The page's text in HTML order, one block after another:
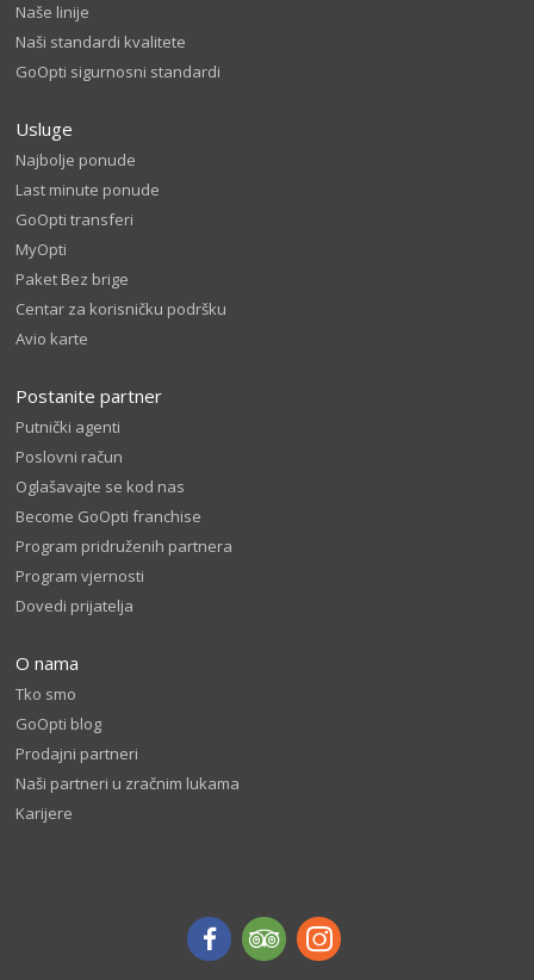
Naše linije
Naši standardi kvalitete
GoOpti sigurnosni standardi
Usluge
Najbolje ponude
Last minute ponude
GoOpti transferi
MyOpti
Paket Bez brige
Centar za korisničku podršku
Avio karte
Postanite partner
Putnički agenti
Poslovni račun
Oglašavajte se kod nas
Become GoOpti franchise
Program pridruženih partnera
Program vjernosti
Dovedi prijatelja
O nama
Tko smo
GoOpti blog
Prodajni partneri
Naši partneri u zračnim lukama
Karijere